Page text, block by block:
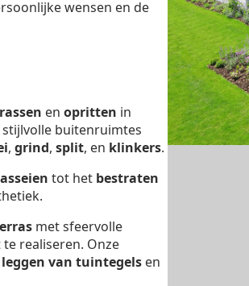
wensen en de
en opritten in
stijlvolle buitenruimtes
, grind, split, en klinkers.
tot het bestraten
met sfeervolle
realiseren. Onze
leggen van tuintegels en